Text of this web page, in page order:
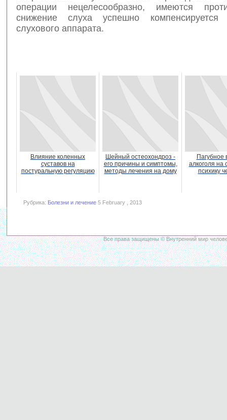
операции нецелесообразно, имеются
снижение слуха успешно
слухового аппарата.
Влияние коленных
суставов на
постуральную регуляцию
Шейный остеохондроз -
его причины и симптомы,
методы лечения на дому
Пагубное
алкоголя на
психику
Рубрика: Болезни и лечение 5 February , 2013
Все права защищены © Внутренний мир